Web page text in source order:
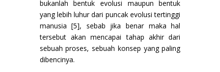
bukanlah bentuk evolusi maupun bentuk
yang lebih luhur dari puncak evolusi tertinggi
manusia [5], sebab jika benar maka hal
tersebut akan mencapai tahap akhir dari
sebuah proses, sebuah konsep yang paling
dibencinya.